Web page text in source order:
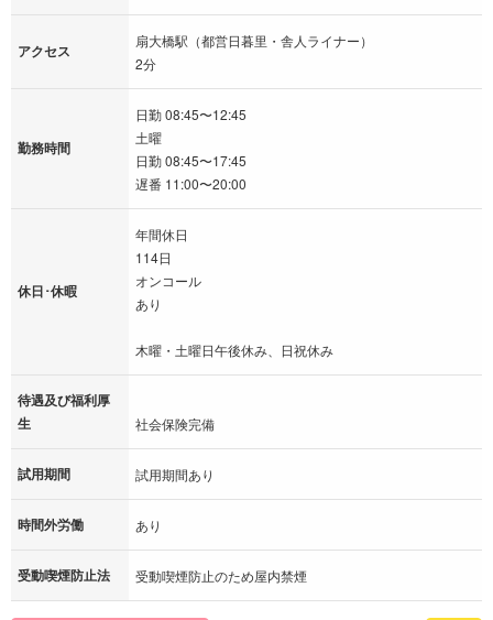
アクセス
扇大橋駅（都営日暮里・舎人ライナー）
2分
勤務時間
日勤 08:45〜12:45
土曜
日勤 08:45〜17:45
遅番 11:00〜20:00
休日･休暇
年間休日
114日
オンコール
あり
木曜・土曜日午後休み、日祝休み
待遇及び福利厚
生
社会保険完備
試用期間 試用期間あり
時間外労働 あり
受動喫煙防止法 受動喫煙防止のため屋内禁煙